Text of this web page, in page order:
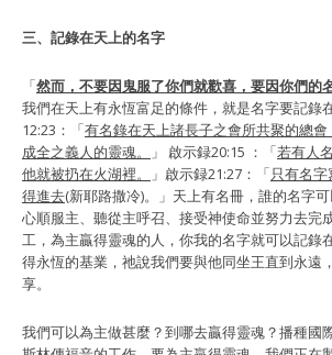
三、記錄在天上的名字
「然而，不要因鬼服了你們就歡喜，要因你們的
我們在天上有永恆富足的條件，就是名字要記錄
12:23：「有名錄在天上諸長子之會所共聚的總
成全之義人的靈魂。
」 啟示録20:15 ：「若有人
他就被扔在火湖裡。
」啟示録21:27：「只有名
得進去(新耶路撒冷)。」天上有名冊，誰的名字
心順服主、聽從主呼召、接受神使命並努力去完
工，為主贏得靈魂的人，你我的名字就可以記錄
得永恆的基業，祂說我們要與他同坐王直到永遠
享。
我們可以為主做甚麼？到哪去贏得靈魂？播種國